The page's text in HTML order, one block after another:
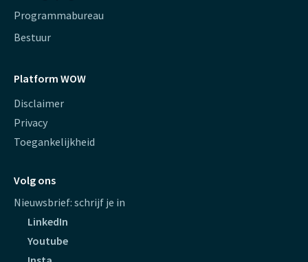
Programmabureau
Bestuur
Platform WOW
Disclaimer
Privacy
Toegankelijkheid
Volg ons
Nieuwsbrief: schrijf je in
LinkedIn
Youtube